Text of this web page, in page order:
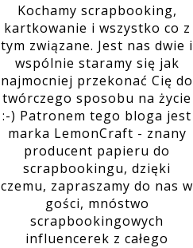
Kochamy scrapbooking,
kartkowanie i wszystko co z
tym związane. Jest nas dwie i
wspólnie staramy się jak
najmocniej przekonać Cię do
twórczego sposobu na życie
:-) Patronem tego bloga jest
marka LemonCraft - znany
producent papieru do
scrapbookingu, dzięki
czemu, zapraszamy do nas w
gości, mnóstwo
scrapbookingowych
influencerek z całego